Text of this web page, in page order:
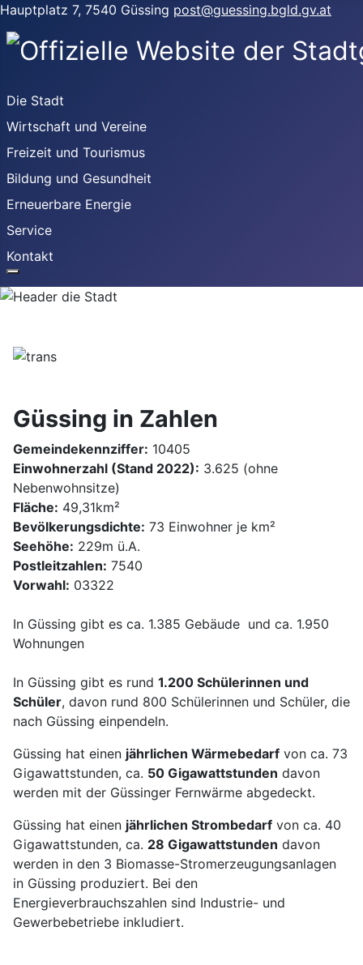
Hauptplatz 7, 7540 Güssing post@guessing.bgld.gv.at
Die Stadt
Wirtschaft und Vereine
Freizeit und Tourismus
Bildung und Gesundheit
Erneuerbare Energie
Service
Kontakt
Güssing in Zahlen
Gemeindekennziffer: 10405
Einwohnerzahl (Stand 2022): 3.625 (ohne
Nebenwohnsitze)
Fläche: 49,31km²
Bevölkerungsdichte: 73 Einwohner je km²
Seehöhe: 229m ü.A.
Postleitzahlen: 7540
Vorwahl: 03322
In Güssing gibt es ca. 1.385 Gebäude und ca. 1.950
Wohnungen
In Güssing gibt es rund 1.200 Schülerinnen und
Schüler, davon rund 800 Schülerinnen und Schüler, die
nach Güssing einpendeln.
Güssing hat einen jährlichen Wärmebedarf von ca. 73
Gigawattstunden, ca. 50 Gigawattstunden davon
werden mit der Güssinger Fernwärme abgedeckt.
Güssing hat einen jährlichen Strombedarf von ca. 40
Gigawattstunden, ca. 28 Gigawattstunden davon
werden in den 3 Biomasse-Stromerzeugungsanlagen
in Güssing produziert. Bei den
Energieverbrauchszahlen sind Industrie- und
Gewerbebetriebe inkludiert.